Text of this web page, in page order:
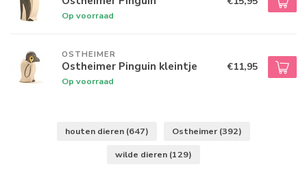
Op voorraad
OSTHEIMER
Ostheimer Pinguin kleintje
Op voorraad
€11,95
houten dieren (647) Ostheimer (392)
wilde dieren (129)